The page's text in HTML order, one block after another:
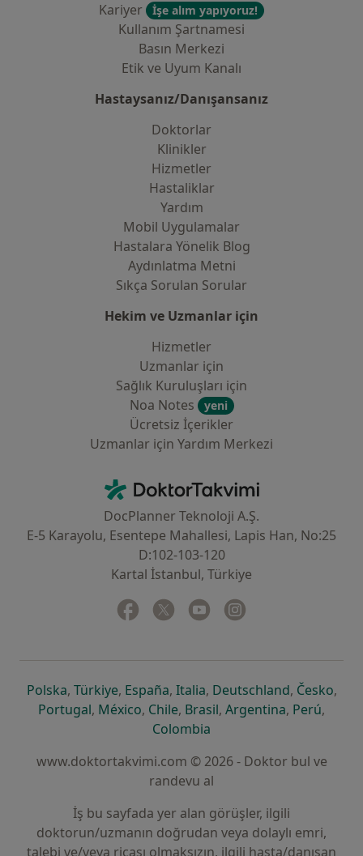
Kariyer
İşe alım yapıyoruz!
Kullanım Şartnamesi
Basın Merkezi
Etik ve Uyum Kanalı
Hastaysanız/Danışansanız
Doktorlar
Klinikler
Hizmetler
Hastaliklar
Yardım
Mobil Uygulamalar
Hastalara Yönelik Blog
Aydınlatma Metni
Sıkça Sorulan Sorular
Hekim ve Uzmanlar için
Hizmetler
Uzmanlar için
Sağlık Kuruluşları için
Noa Notes
yeni
Ücretsiz İçerikler
Uzmanlar için Yardım Merkezi
DoktorTakvimi - Ana Sayfa
DocPlanner Teknoloji A.Ş.
E-5 Karayolu, Esentepe Mahallesi, Lapis Han, No:25
D:102-103-120
Kartal İstanbul, Türkiye
Facebook
yeni bir sekmede açılır
Twitter
yeni bir sekmede açılır
Youtube
yeni bir sekmede açılır
Polskayeni bir sekmede açılır
, Türkiyeyeni bir sekmede açılır
, Españayeni bir sekmede açılır
, Italiayeni bir sekmede açılır
, Deutschlandyeni bir
, Českoyeni
,
Portugalyeni bir sekmede açılır
, Méxicoyeni bir sekmede açılır
, Chileyeni bir sekmede açılır
, Brasilyeni bir sekmede açılır
, Argentinayeni bir
, Perúyeni
,
Colombia
www.doktortakvimi.com © 2026 - Doktor bul ve
randevu al
İş bu sayfada yer alan görüşler, ilgili
doktorun/uzmanın doğrudan veya dolaylı emri,
talebi ve/veya ricası olmaksızın, ilgili hasta/danışan